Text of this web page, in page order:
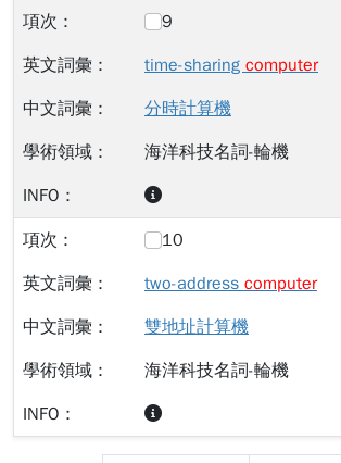
9
time-sharing computer
分時計算機
海洋科技名詞-輪機
10
two-address computer
雙地址計算機
海洋科技名詞-輪機